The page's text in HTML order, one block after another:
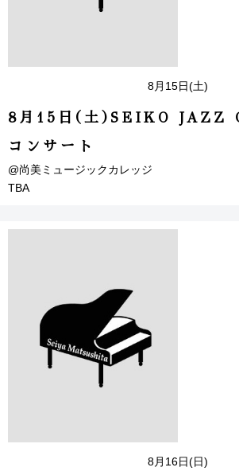
8月15日(土)
8月15日(土)SEIKO JAZZ
コンサート
@尚美ミュージックカレッジ
TBA
8月16日(日)